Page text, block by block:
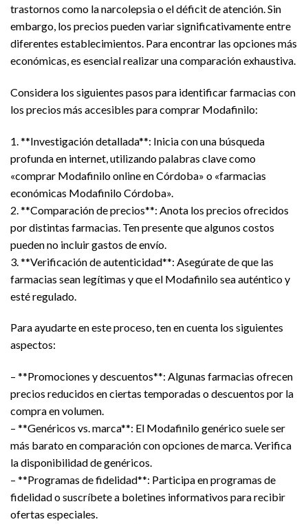
trastornos como la narcolepsia o el déficit de atención. Sin
embargo, los precios pueden variar significativamente entre
diferentes establecimientos. Para encontrar las opciones más
económicas, es esencial realizar una comparación exhaustiva.
Considera los siguientes pasos para identificar farmacias con
los precios más accesibles para comprar Modafinilo:
1. **Investigación detallada**: Inicia con una búsqueda
profunda en internet, utilizando palabras clave como
«comprar Modafinilo online en Córdoba» o «farmacias
económicas Modafinilo Córdoba».
2. **Comparación de precios**: Anota los precios ofrecidos
por distintas farmacias. Ten presente que algunos costos
pueden no incluir gastos de envío.
3. **Verificación de autenticidad**: Asegúrate de que las
farmacias sean legítimas y que el Modafinilo sea auténtico y
esté regulado.
Para ayudarte en este proceso, ten en cuenta los siguientes
aspectos:
– **Promociones y descuentos**: Algunas farmacias ofrecen
precios reducidos en ciertas temporadas o descuentos por la
compra en volumen.
– **Genéricos vs. marca**: El Modafinilo genérico suele ser
más barato en comparación con opciones de marca. Verifica
la disponibilidad de genéricos.
– **Programas de fidelidad**: Participa en programas de
fidelidad o suscríbete a boletines informativos para recibir
ofertas especiales.